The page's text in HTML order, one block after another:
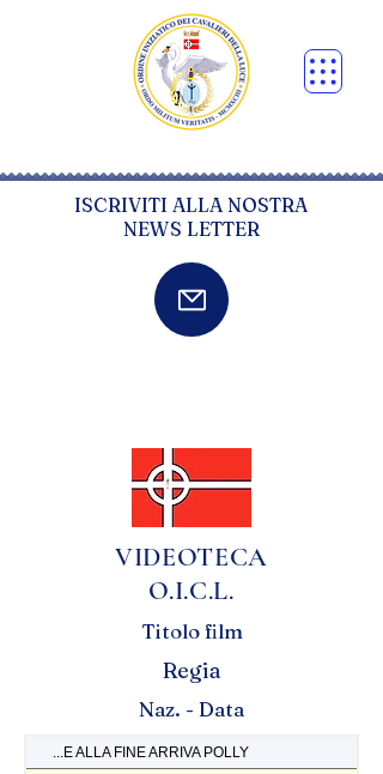
ISCRIVITI ALLA NOSTRA
NEWS LETTER
VIDEOTECA
O.I.C.L.
Titolo film
Regia
Naz. - Data
...E ALLA FINE ARRIVA POLLY